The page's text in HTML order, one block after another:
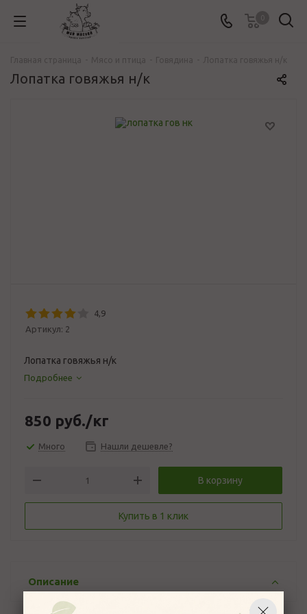
Лопатка говяжья н/к
4,9
Артикул: 2
Лопатка говяжья н/к
Подробнее
850 руб./кг
Много Нашли дешевле?
В корзину
Купить в 1 клик
Описание